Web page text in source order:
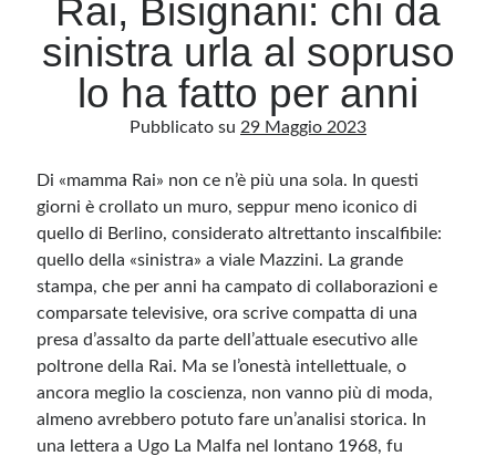
Archivio
Categorie
Categorie
Questo blog non rappresenta una testata giornalistica, in quanto viene aggiornato
senza alcuna periodicità. Non può pertanto considerarsi un prodotto editoriale ai
sensi della legge n· 62 del 7.03.2001. L’autore non è responsabile di quanto
pubblicato dai lettori nei commenti ai vari post. Saranno comunque cancellati quelli
ritenuti offensivi o lesivi dell’immagine o dell’onorabilità di terzi, di genere spam,
razzisti o che contengano dati personali non conformi al rispetto delle norme sulla
privacy. Alcune immagini inserite in questo blog sono tratte da Internet e, pertanto,
considerate di pubblico dominio. Qualora la loro pubblicazione violasse eventuali
immediatamente rimosse. L’autore del blog non è responsabile dei siti collegati
Rai, Bisignani: chi da
sinistra urla al sopruso
lo ha fatto per anni
Pubblicato su 29 Maggio 2023
Di «mamma Rai» non ce n’è più una sola. In questi
giorni è crollato un muro, seppur meno iconico di
quello di Berlino, considerato altrettanto inscalfibile:
quello della «sinistra» a viale Mazzini. La grande
stampa, che per anni ha campato di collaborazioni e
comparsate televisive, ora scrive compatta di una
presa d’assalto da parte dell’attuale esecutivo alle
poltrone della Rai. Ma se l’onestà intellettuale, o
ancora meglio la coscienza, non vanno più di moda,
almeno avrebbero potuto fare un’analisi storica. In
una lettera a Ugo La Malfa nel lontano 1968, fu